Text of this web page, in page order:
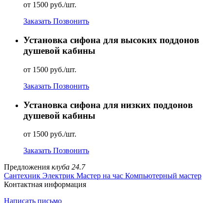
от 1500 руб./шт.
Заказать Позвонить
Установка сифона для высоких поддонов
душевой кабины
от 1500 руб./шт.
Заказать Позвонить
Установка сифона для низких поддонов
душевой кабины
от 1500 руб./шт.
Заказать Позвонить
Предложения клуба 24.7
Сантехник Электрик Мастер на час Компьютерный мастер
Контактная информация
Написать письмо